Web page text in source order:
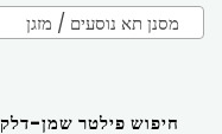
מסנן תא נוסעים / מזגן
חיפוש פילטר שמן-